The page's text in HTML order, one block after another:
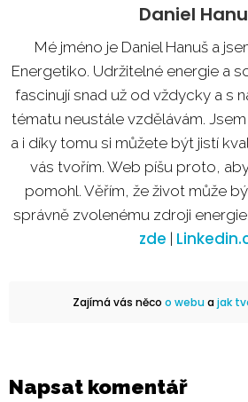
Daniel
Mé jméno je Daniel Hanuš a
Energetiko. Udržitelné energie a
fascinují snad už od vždycky a s
tématu neustále vzdělávám.
a i díky tomu si můžete být jistí
vás tvořím. Web píšu proto,
pomohl. Věřím, že život může
správně zvolenému zdroji energie.
zde
Zajímá vás něco o webuajak
Napsat komentář